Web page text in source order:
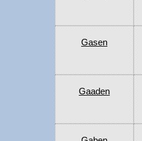
Gasen
Gaaden